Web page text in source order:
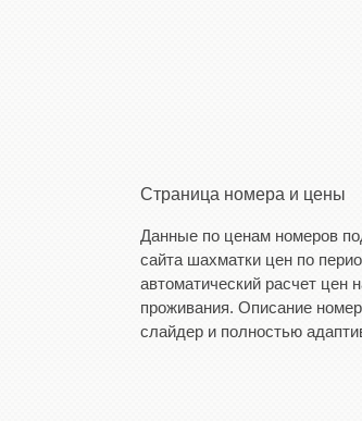
Страница номера и цены
Данные по ценам номеров
сайта шахматки цен по
автоматический расчет цен
проживания. Описание
слайдер и полностью